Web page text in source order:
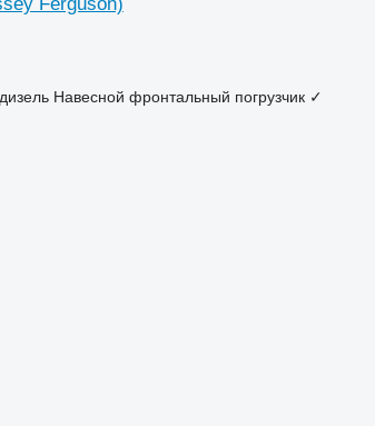
дизель Навесной фронтальный погрузчик ✓